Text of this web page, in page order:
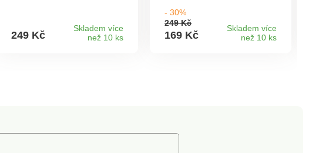
Včetně snadno
odšroubovatelného víčka
249 Kč
Skladem více
než 10 ks
přirozeně a neviditelně.
Efekt je úžasný! Důmyslně
zvedne povislá víčka.
- 30%
249 Kč
169 Kč
Skladem více
než 10 ks